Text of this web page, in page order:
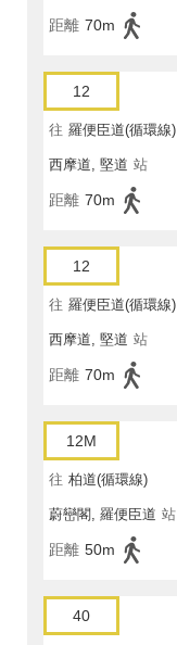
距離 70m
12
往 羅便臣道(循環線)
西摩道, 堅道 站
距離 70m
12
往 羅便臣道(循環線)
西摩道, 堅道 站
距離 70m
12M
往 柏道(循環線)
蔚巒閣, 羅便臣道 站
距離 50m
40